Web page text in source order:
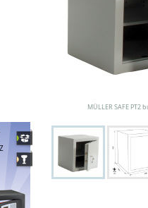
MÜLLER SAFE PT2